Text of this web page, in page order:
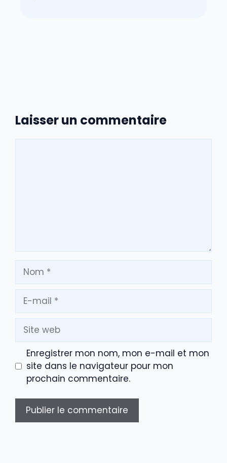
Laisser un commentaire
Nom
mail
Site
web
Enregistrer mon nom, mon e-mail et mon
site dans le navigateur pour mon
prochain commentaire.